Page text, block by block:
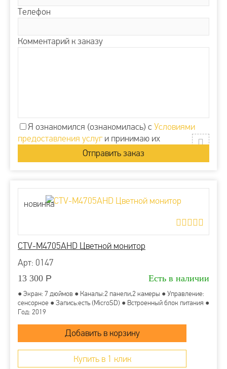
Телефон
Комментарий к заказу
Я ознакомился (ознакомилась) с Условиями
предоставления услуги принимаю их
новинка
CTV-M4705AHD Цветной монитор
Арт: 0147
13 300 Р Есть в наличии
● Экран: 7 дюймов ● Каналы:2 панели,2 камеры ● Управление:
сенсорное ● Запись:есть (MicroSD) ● Встроенный блок питания ●
Год: 2019
Купить в 1 клик